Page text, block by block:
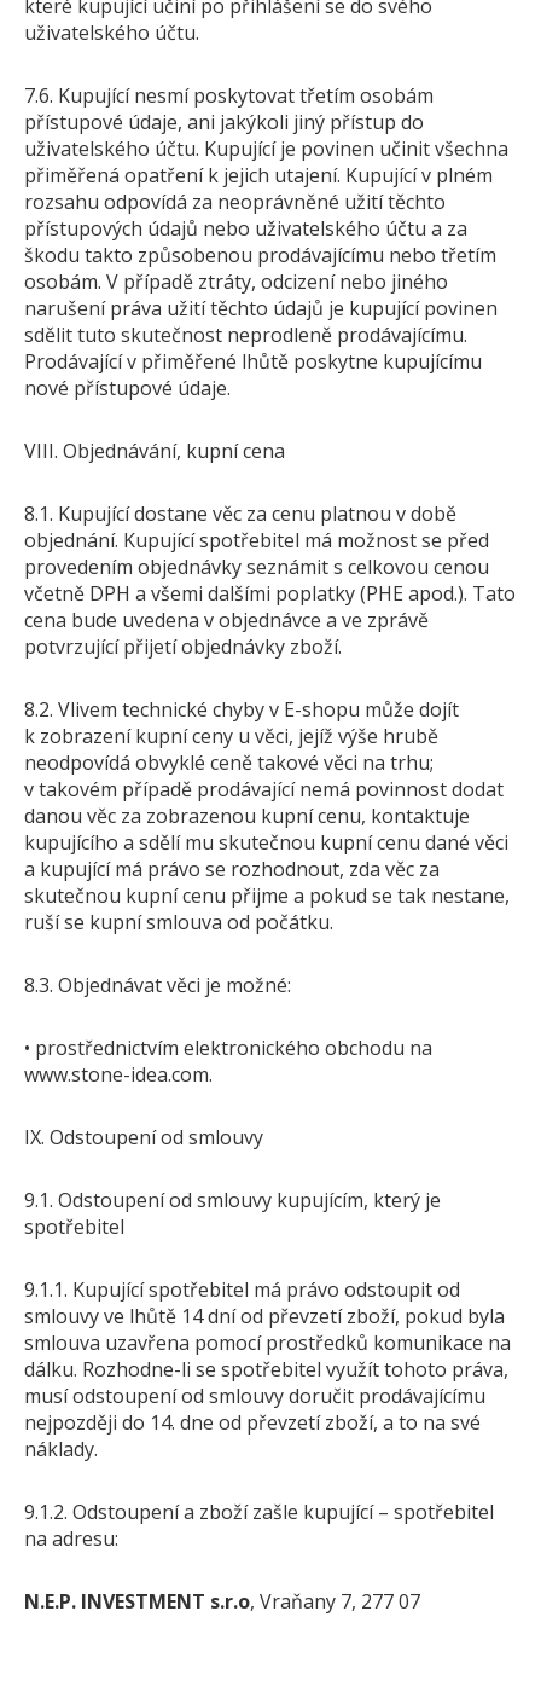
které kupující učiní po přihlášení se do svého
uživatelského účtu.
7.6. Kupující nesmí poskytovat třetím osobám
přístupové údaje, ani jakýkoli jiný přístup do
uživatelského účtu. Kupující je povinen učinit všechna
přiměřená opatření k jejich utajení. Kupující v plném
rozsahu odpovídá za neoprávněné užití těchto
přístupových údajů nebo uživatelského účtu a za
škodu takto způsobenou prodávajícímu nebo třetím
osobám. V případě ztráty, odcizení nebo jiného
narušení práva užití těchto údajů je kupující povinen
sdělit tuto skutečnost neprodleně prodávajícímu.
Prodávající v přiměřené lhůtě poskytne kupujícímu
nové přístupové údaje.
VIII. Objednávání, kupní cena
8.1. Kupující dostane věc za cenu platnou v době
objednání. Kupující spotřebitel má možnost se před
provedením objednávky seznámit s celkovou cenou
včetně DPH a všemi dalšími poplatky (PHE apod.). Tato
cena bude uvedena v objednávce a ve zprávě
potvrzující přijetí objednávky zboží.
8.2. Vlivem technické chyby v E-shopu může dojít
k zobrazení kupní ceny u věci, jejíž výše hrubě
neodpovídá obvyklé ceně takové věci na trhu;
v takovém případě prodávající nemá povinnost dodat
danou věc za zobrazenou kupní cenu, kontaktuje
kupujícího a sdělí mu skutečnou kupní cenu dané věci
a kupující má právo se rozhodnout, zda věc za
skutečnou kupní cenu přijme a pokud se tak nestane,
ruší se kupní smlouva od počátku.
8.3. Objednávat věci je možné:
• prostřednictvím elektronického obchodu na
www.stone-idea.com.
IX. Odstoupení od smlouvy
9.1. Odstoupení od smlouvy kupujícím, který je
spotřebitel
9.1.1. Kupující spotřebitel má právo odstoupit od
smlouvy ve lhůtě 14 dní od převzetí zboží, pokud byla
smlouva uzavřena pomocí prostředků komunikace na
dálku. Rozhodne-li se spotřebitel využít tohoto práva,
musí odstoupení od smlouvy doručit prodávajícímu
nejpozději do 14. dne od převzetí zboží, a to na své
náklady.
9.1.2. Odstoupení a zboží zašle kupující – spotřebitel
na adresu:
N.E.P. INVESTMENT s.r.o, Vraňany 7, 277 07